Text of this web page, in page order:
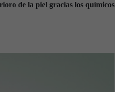
de la piel gracias los químicos